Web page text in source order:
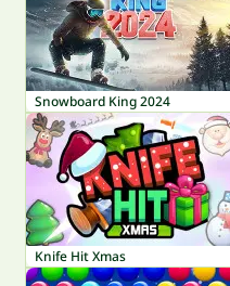
Snowboard King 2024
Knife Hit Xmas